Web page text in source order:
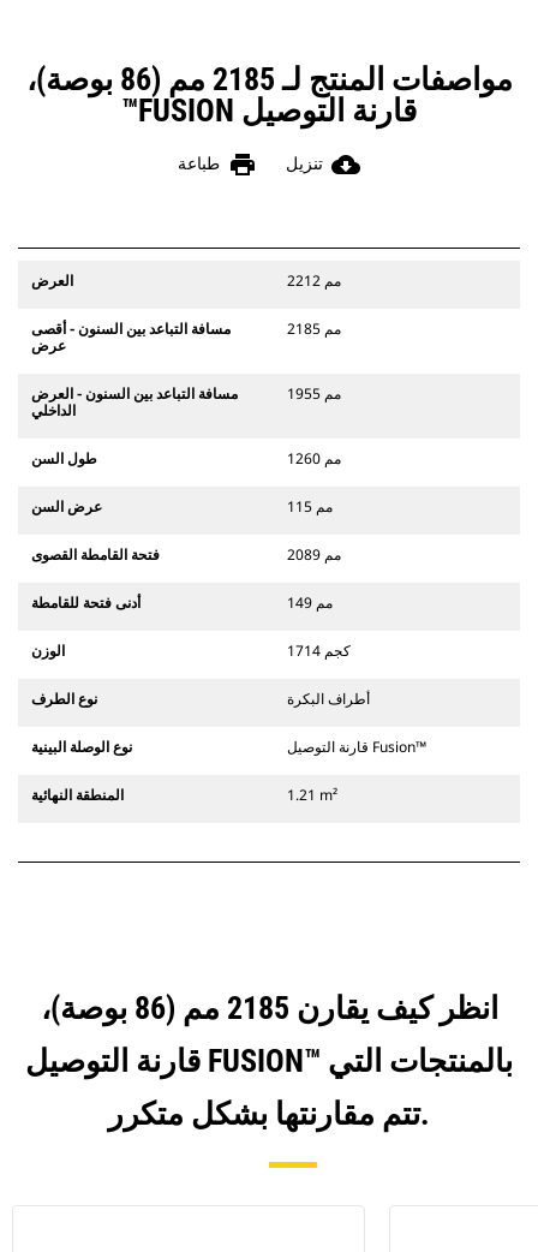
مواصفات المنتج لـ 2185 مم (86 بوصة)،
قارنة التوصيل FUSION™
cloud_download تنزيل print طباعة
العرض 2212 مم
مسافة التباعد بين السنون - أقصى
عرض
2185 مم
مسافة التباعد بين السنون - العرض
الداخلي
1955 مم
طول السن 1260 مم
عرض السن 115 مم
فتحة القامطة القصوى 2089 مم
أدنى فتحة للقامطة 149 مم
الوزن 1714 كجم
نوع الطرف أطراف البكرة
نوع الوصلة البينية قارنة التوصيل Fusion™
المنطقة النهائية 1.21 m²
انظر كيف يقارن 2185 مم (86 بوصة)،
قارنة التوصيل FUSION™ بالمنتجات التي
تتم مقارنتها بشكل متكرر.